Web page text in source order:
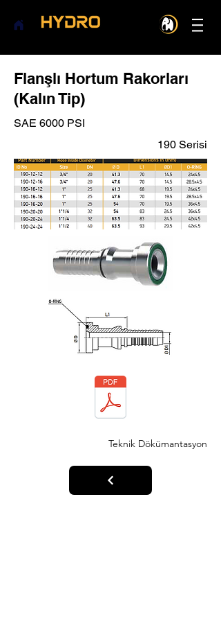
Flanşlı Hortum Rakorları
(Kalın Tip)
SAE 6000 PSI
190 Serisi
Teknik Dökümantasyon